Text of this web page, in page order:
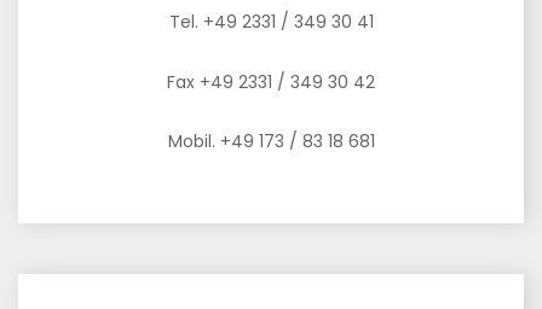
Tel. +49 2331 / 349 30 41
Fax +49 2331 / 349 30 42
Mobil. +49 173 / 83 18 681